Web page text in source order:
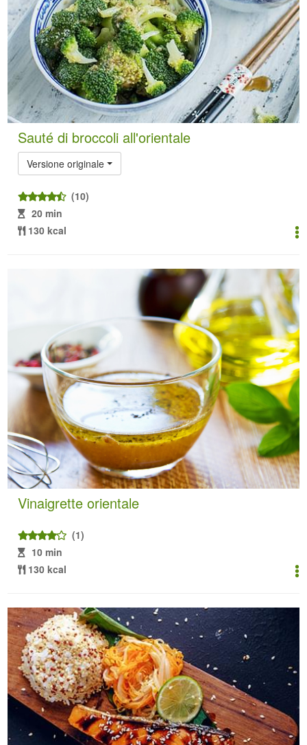
Sauté di broccoli all'orientale
Versione originale
(10)
20 min
130 kcal
Vinaigrette orientale
(1)
10 min
130 kcal